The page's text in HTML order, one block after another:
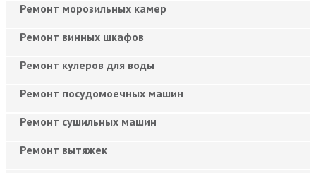
Ремонт морозильных камер
Ремонт винных шкафов
Ремонт кулеров для воды
Ремонт посудомоечных машин
Ремонт сушильных машин
Ремонт вытяжек